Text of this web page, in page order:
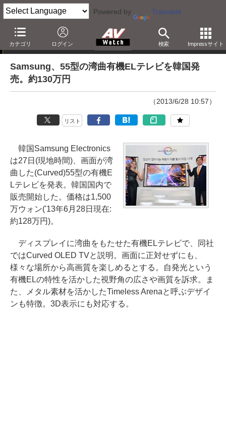
Powered by Translate
カテゴリ ログイン 検索 Impressサイト
ニュース
Samsung、55型の湾曲有機ELテレビを韓国発
売。約130万円
（2013/6/28 10:57）
リスト
韓国Samsung Electronics
は27日(現地時間)、画面が湾
曲した(Curved)55型の有機E
Lテレビを発表。韓国国内で
販売開始した。価格は1,500
万ウォン('13年6月28日現在:
約128万円)。
ディスプレイに湾曲をもたせた有機ELテレビで、同社
ではCurved OLED TVと説明。画面に正対せずにも、
様々な場所から高画質を楽しめるとする。自発光という
有機ELの特性を活かした視野角の広さや画質を訴求。ま
た、メタル素材を活かしたTimeless Arenaと呼ぶデザイ
ンも特徴。3D表示にも対応する。